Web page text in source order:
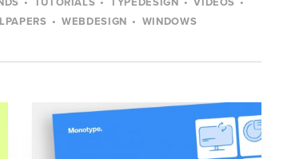
WEBDESIGN WINDOWS